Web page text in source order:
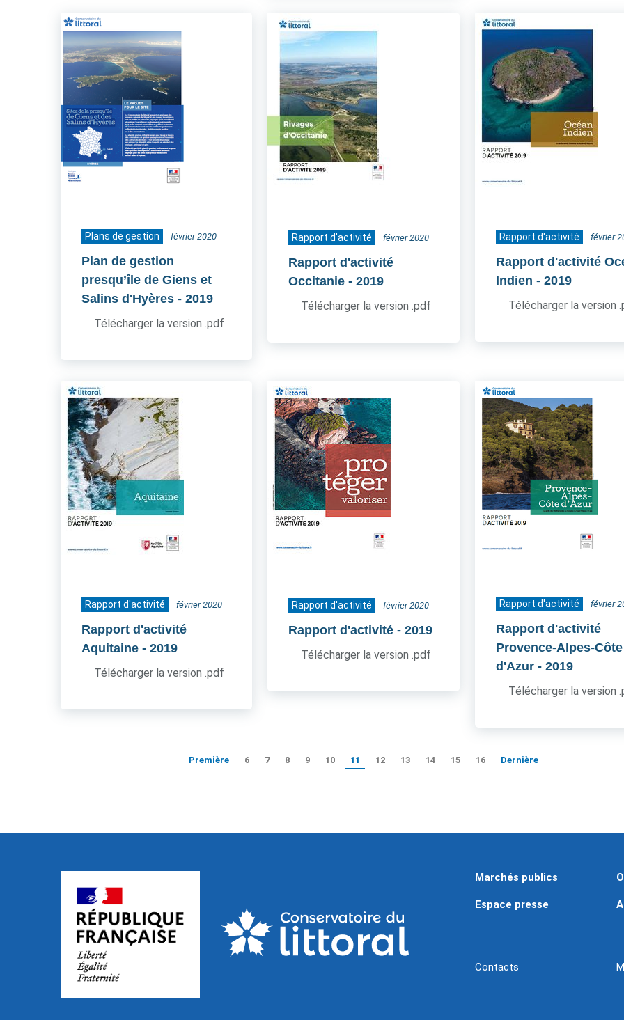
Plans de gestion février 2020
Plan de gestion
presqu’île de Giens et
Salins d'Hyères - 2019
Télécharger la version .pdf
Rapport d'activité février 2020
Rapport d'activité
Occitanie - 2019
Télécharger la version .pdf
Rapport d'activité février
Rapport d'activité
Indien - 2019
Télécharger la version
Rapport d'activité février 2020
Rapport d'activité
Aquitaine - 2019
Télécharger la version .pdf
Rapport d'activité février 2020
Rapport d'activité - 2019
Télécharger la version .pdf
Rapport d'activité février
Rapport d'activité
Provence-Alpes-Côte
d'Azur - 2019
Télécharger la version
Première 6 7 8 9 10 11 12 13 14 15 16 Dernière
Marchés publics
Espace presse
Contacts